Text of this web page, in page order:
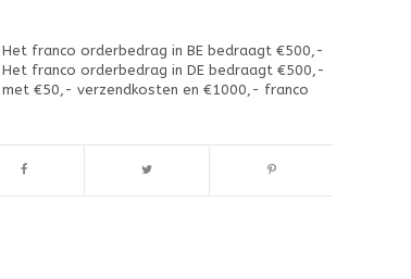
Het franco orderbedrag in BE bedraagt €500,-
Het franco orderbedrag in DE bedraagt €500,-
met €50,- verzendkosten en €1000,- franco